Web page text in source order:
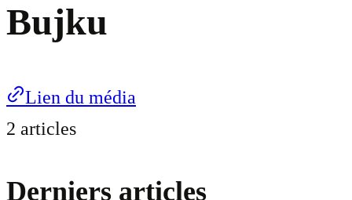
Bujku
Lien du média
2 articles
Derniers articles